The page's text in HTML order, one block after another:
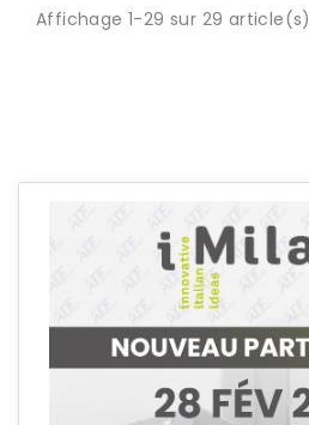
Affichage 1-29 sur 29 article(s)